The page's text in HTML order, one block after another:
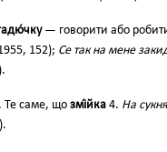
— говорити або
152); Се так на мене
Те саме, що змі́йка 4. На